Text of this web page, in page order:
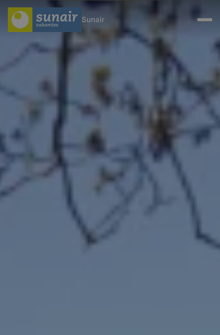
Sunair